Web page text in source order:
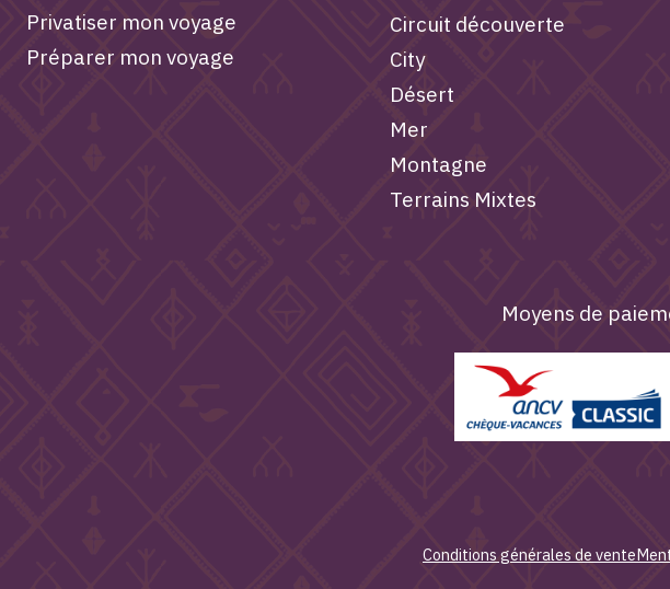
Privatiser mon voyage
Préparer mon voyage
Circuit découverte
City
Désert
Mer
Montagne
Terrains Mixtes
Moyens de
Conditions générales de vente